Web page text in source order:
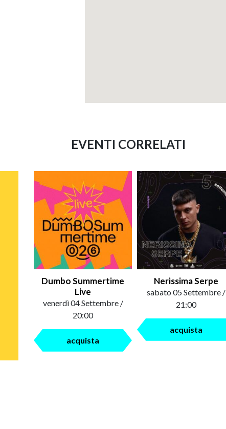
EVENTI CORRELATI
Dumbo Summertime
Live
venerdì 04 Settembre /
20:00
acquista
Nerissima Serpe
sabato 05 Settembre /
21:00
acquista